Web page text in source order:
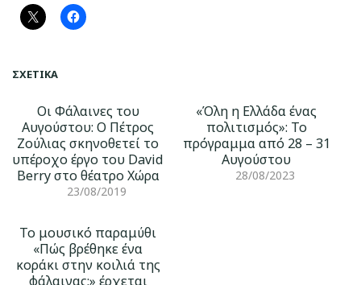
ΣΧΕΤΙΚΆ
Οι Φάλαινες του
Αυγούστου: Ο Πέτρος
Ζούλιας σκηνοθετεί το
υπέροχο έργο του David
Berry στο θέατρο Χώρα
23/08/2019
«Όλη η Ελλάδα ένας
πολιτισμός»: Το
πρόγραμμα από 28 – 31
Αυγούστου
28/08/2023
Το μουσικό παραμύθι
«Πώς βρέθηκε ένα
κοράκι στην κοιλιά της
φάλαινας;» έρχεται